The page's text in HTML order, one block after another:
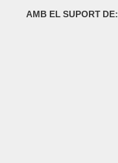
AMB EL SUPORT DE: